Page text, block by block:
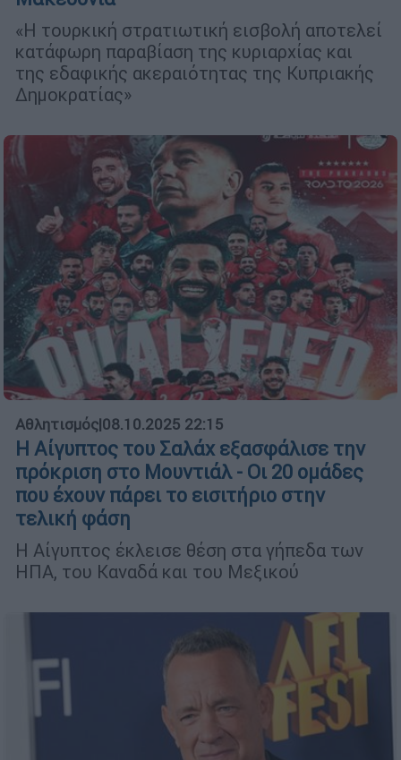
«Η τουρκική στρατιωτική εισβολή αποτελεί
κατάφωρη παραβίαση της κυριαρχίας και
της εδαφικής ακεραιότητας της Κυπριακής
Δημοκρατίας»
Αθλητισμός|08.10.2025 22:15
Η Αίγυπτος του Σαλάχ εξασφάλισε την
πρόκριση στο Μουντιάλ - Οι 20 ομάδες
που έχουν πάρει το εισιτήριο στην
τελική φάση
Η Αίγυπτος έκλεισε θέση στα γήπεδα των
ΗΠΑ, του Καναδά και του Μεξικού